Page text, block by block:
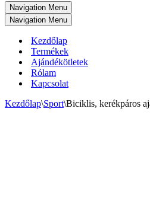
Navigation Menu
Navigation Menu
Kezdőlap
Termékek
Ajándékötletek
Rólam
Kapcsolat
Kezdőlap\Sport\Biciklis, kerékpáros